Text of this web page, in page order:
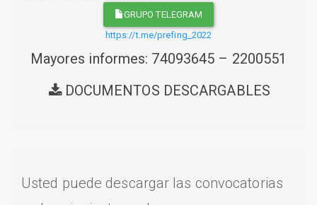
GRUPO TELEGRAM
https://t.me/prefing_2022
Mayores informes: 74093645 – 2200551
DOCUMENTOS DESCARGABLES
Usted puede descargar las convocatorias